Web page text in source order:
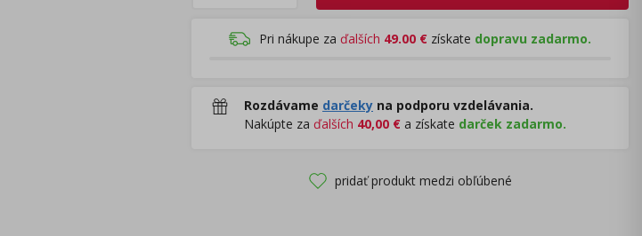
Pri nákupe za ďalších 49.00 € získate dopravu zadarmo.
Rozdávame darčeky na podporu vzdelávania.
Nakúpte za ďalších 40,00 € a získate darček zadarmo.
pridať produkt medzi obľúbené